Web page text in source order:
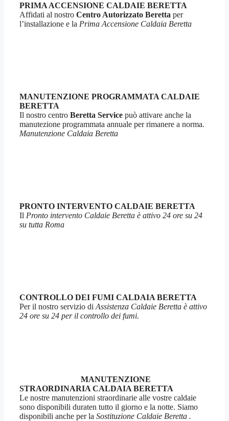
PRIMA ACCENSIONE CALDAIE BERETTA
Affidati al nostro Centro Autorizzato Beretta per
l’installazione e la Prima Accensione Caldaia Beretta
MANUTENZIONE PROGRAMMATA CALDAIE
BERETTA
Il nostro centro Beretta Service può attivare anche la
manutezione programmata annuale per rimanere a norma.
Manutenzione Caldaia Beretta
PRONTO INTERVENTO CALDAIE BERETTA
Il Pronto intervento Caldaie Beretta è attivo 24 ore su 24
su tutta Roma
CONTROLLO DEI FUMI CALDAIA BERETTA
Per il nostro servizio di Assistenza Caldaie Beretta è attivo
24 ore su 24 per il controllo dei fumi.
MANUTENZIONE
STRAORDINARIA CALDAIA BERETTA
Le nostre manutenzioni straordinarie alle vostre caldaie
sono disponibili duraten tutto il giorno e la notte. Siamo
disponibili anche per la Sostituzione Caldaie Beretta .